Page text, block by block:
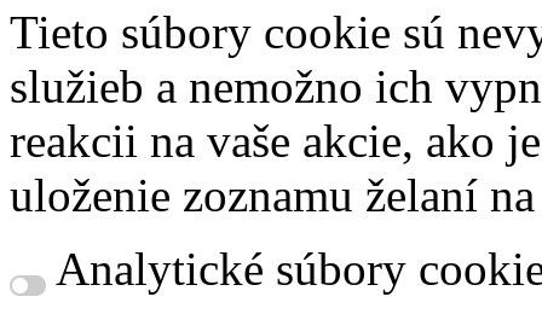
Tieto súbory cookie sú
služieb a nemožno ich
reakcii na vaše akcie, ako
uloženie zoznamu želaní
Analytické súbory